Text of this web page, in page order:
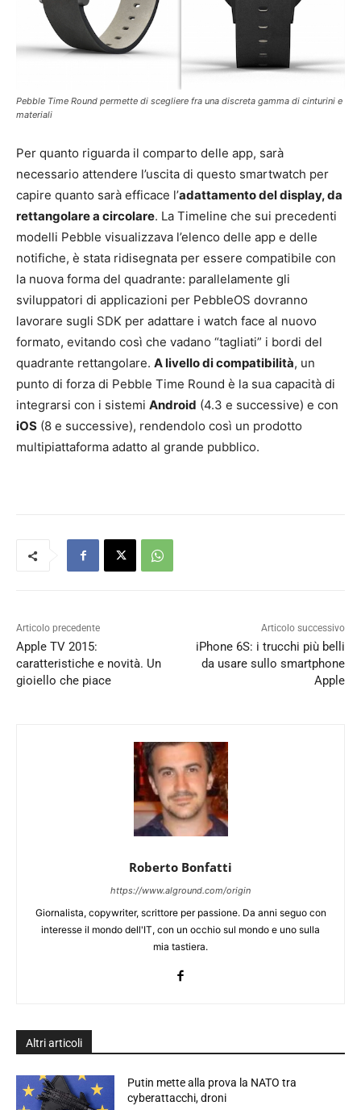
Pebble Time Round permette di scegliere fra una discreta gamma di cinturini e
materiali
Per quanto riguarda il comparto delle app, sarà
necessario attendere l’uscita di questo smartwatch per
capire quanto sarà efficace l’adattamento del display, da
rettangolare a circolare. La Timeline che sui precedenti
modelli Pebble visualizzava l’elenco delle app e delle
notifiche, è stata ridisegnata per essere compatibile con
la nuova forma del quadrante: parallelamente gli
sviluppatori di applicazioni per PebbleOS dovranno
lavorare sugli SDK per adattare i watch face al nuovo
formato, evitando così che vadano “tagliati” i bordi del
quadrante rettangolare. A livello di compatibilità, un
punto di forza di Pebble Time Round è la sua capacità di
integrarsi con i sistemi Android (4.3 e successive) e con
iOS (8 e successive), rendendolo così un prodotto
multipiattaforma adatto al grande pubblico.
Articolo precedente
Apple TV 2015:
caratteristiche e novità. Un
gioiello che piace
Articolo successivo
iPhone 6S: i trucchi più belli
da usare sullo smartphone
Apple
Roberto Bonfatti
https://www.alground.com/origin
Giornalista, copywriter, scrittore per passione. Da anni seguo con
interesse il mondo dell'IT, con un occhio sul mondo e uno sulla
mia tastiera.
Altri articoli
Putin mette alla prova la NATO tra
cyberattacchi, droni